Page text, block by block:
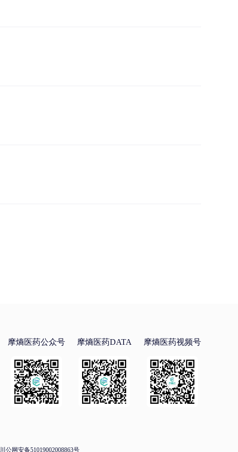
摩熵医药公众号 摩熵医药DATA 摩熵医药视频号
川公网安备51019002008863号